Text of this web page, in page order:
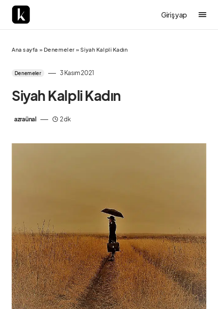
Giriş yap
Ana sayfa » Denemeler »Siyah Kalpli Kadın
Denemeler 3 Kasım 2021
Siyah Kalpli Kadın
azraünal 2 dk